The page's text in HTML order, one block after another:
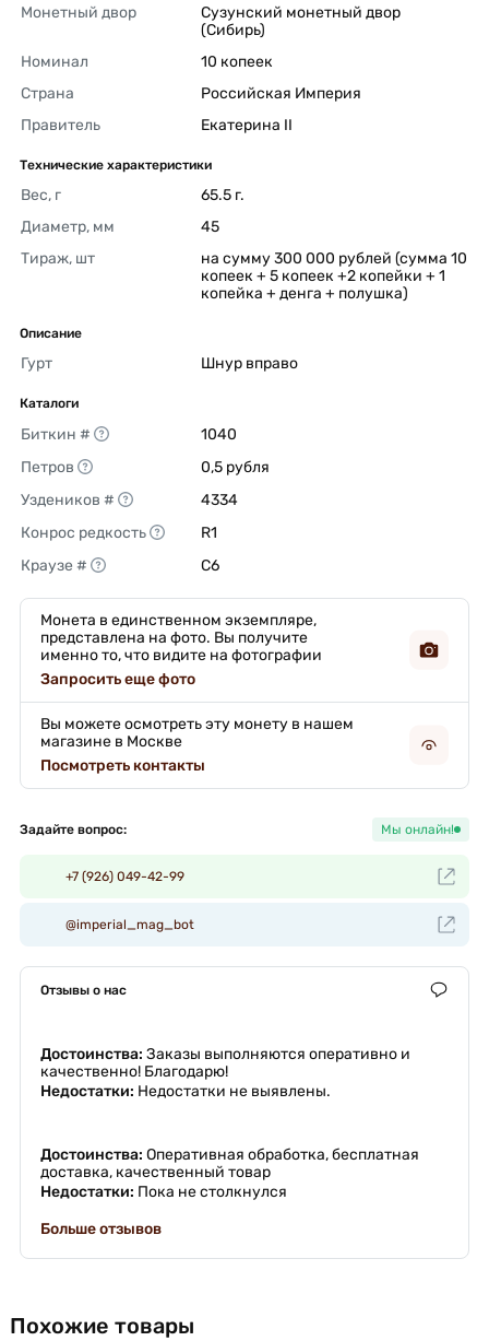
Монетный двор
Сузунский монетный двор
(Сибирь)
Номинал
10 копеек
Страна
Российская Империя
Правитель
Екатерина II
Технические характеристики
Вес, г
65.5 г.
Диаметр, мм
45
Тираж, шт
на сумму 300 000 рублей (сумма 10
копеек + 5 копеек +2 копейки + 1
копейка + денга + полушка)
Описание
Гурт Шнур вправо
Каталоги
Биткин #
1040
Петров
0,5 рубля
Уздеников #
4334
Конрос редкость
R1
Краузе #
C6
Монета в единственном экземпляре,
представлена на фото. Вы получите
именно то, что видите на фотографии
Запросить еще фото
Вы можете осмотреть эту монету в нашем
магазине в Москве
Посмотреть контакты
Задайте вопрос: Мы онлайн!
+7 (926) 049-42-99
@imperial_mag_bot
Отзывы о нас
Достоинства: Заказы выполняются оперативно и
качественно! Благодарю!
Недостатки: Недостатки не выявлены.
Достоинства: Оперативная обработка, бесплатная
доставка, качественный товар
Недостатки: Пока не столкнулся
Больше отзывов
Похожие товары